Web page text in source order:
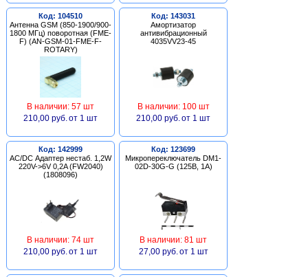
Код: 104510
Антенна GSM (850-1900/900-
1800 МГц) поворотная (FME-
F) (AN-GSM-01-FME-F-
ROTARY)
В наличии: 57 шт
210,00 руб. от 1 шт
Код: 143031
Амортизатор
антивибрационный
4035VV23-45
В наличии: 100 шт
210,00 руб. от 1 шт
Код: 142999
AC/DC Адаптер нестаб. 1,2W
220V->6V 0,2A (FW2040)
(1808096)
В наличии: 74 шт
210,00 руб. от 1 шт
Код: 123699
Микропереключатель DM1-
02D-30G-G (125В, 1А)
В наличии: 81 шт
27,00 руб. от 1 шт